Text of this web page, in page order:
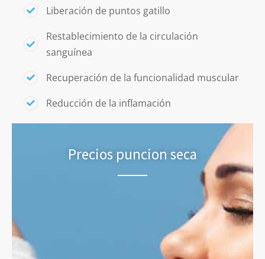
Liberación de puntos gatillo
Restablecimiento de la circulación
sanguínea
Recuperación de la funcionalidad muscular
Reducción de la inflamación
Precios puncion seca